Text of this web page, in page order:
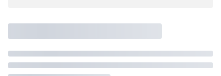
pokoju (lub apartamencie, willi itd.). Wybierz jedną z ofert z listy
i zarezerwuj ją. Zrób oddzielne rezerwacje dla każdego
kolejnego pokoju lubskontaktuj się z nami,by złożyć
zamówienie u naszego doradcy.